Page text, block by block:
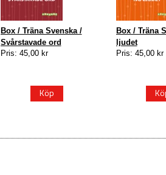
Box / Träna Svenska /
Svårstavade ord
Pris: 45,00 kr
Köp
Box / Träna
ljudet
Pris: 45,00 kr